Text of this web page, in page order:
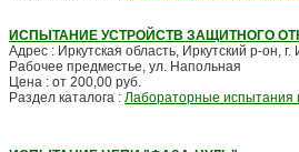
ИСПЫТАНИЕ УСТРОЙСТВ ЗАЩИТНОГО
Адрес : Иркутская область, Иркутский р-он,
Рабочее предместье, ул. Напольная
Цена : от 200,00 руб.
Раздел каталога : Лабораторные испытания